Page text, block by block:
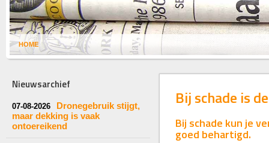
HOME
Nieuwsarchief
07-08-2026
Dronegebruik stijgt,
maar dekking is vaak
ontoereikend
Bij schade is
Bij schade kun je
goed behartigd.